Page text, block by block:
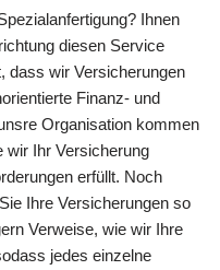
Ihnen
diesen Service
dass wir Versicherungen
Finanz- und
Organisation kommen
wir Ihr Versicherung
erfüllt. Noch
Ihre Versicherungen so
Verweise, wie wir Ihre
jedes einzelne